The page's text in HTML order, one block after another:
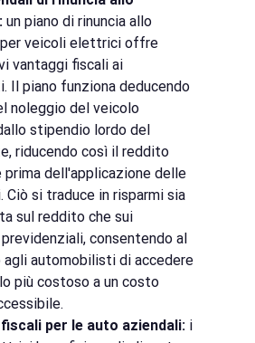
un piano di rinuncia allo
veicoli elettrici offre
vantaggi fiscali ai
Il piano funziona deducendo
noleggio del veicolo
stipendio lordo del
riducendo così il reddito
prima dell'applicazione delle
Ciò si traduce in risparmi sia
sul reddito che sui
consentendo al
agli automobilisti di accedere
più costoso a un costo
per le auto aziendali: i